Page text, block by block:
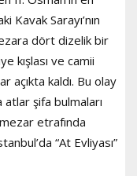
Kavak Sarayı’nın
dört dizelik bir
kışlası ve camii
açıkta kaldı. Bu olay
atlar şifa bulmaları
etrafında
“At Evliyası”